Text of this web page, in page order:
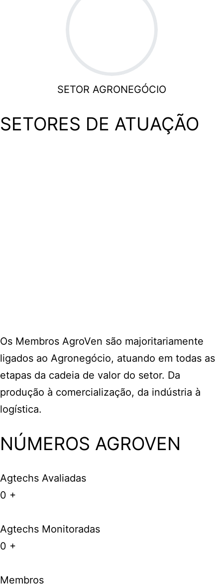
SETOR AGRONEGÓCIO
SETORES DE ATUAÇÃO
Os Membros AgroVen são majoritariamente
ligados ao Agronegócio, atuando em todas as
etapas da cadeia de valor do setor. Da
produção à comercialização, da indústria à
logística.
NÚMEROS AGROVEN
Agtechs Avaliadas
0 +
Agtechs Monitoradas
0 +
Membros